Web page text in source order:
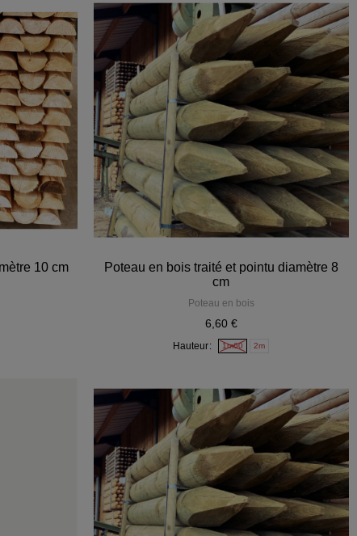
10 cm
Poteau en bois traité et pointu diamètre 8
cm
Poteau en bois
6,60 €
Hauteur 1m60 2m